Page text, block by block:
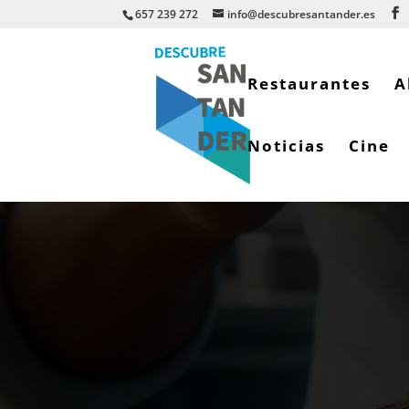
657 239 272 info@descubresantander.es
Restaurantes
Noticias Cine